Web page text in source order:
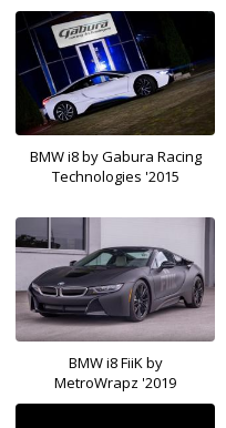
BMW i8 by Gabura Racing
Technologies '2015
BMW i8 FiiK by
MetroWrapz '2019